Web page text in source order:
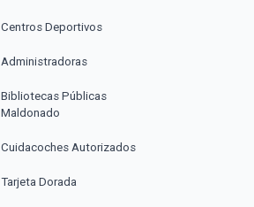
Centros Deportivos
Administradoras
Bibliotecas Públicas
Maldonado
Cuidacoches Autorizados
Tarjeta Dorada